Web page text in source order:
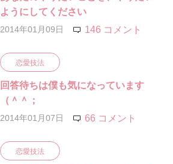
ようにしてください
2014年01月09日 146 コメント
恋愛技法
回答待ちは僕も気になっています
（＾＾；
2014年01月07日 66 コメント
恋愛技法